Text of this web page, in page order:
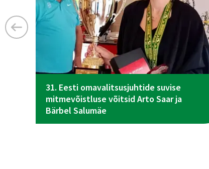
31. Eesti omavalitsusjuhtide suvise
mitmevõistluse võitsid Arto Saar ja
Bärbel Salumäe